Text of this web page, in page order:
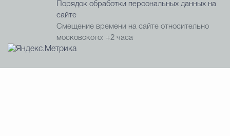
Порядок обработки персональных данных на
сайте
Смещение времени на сайте относительно
московского: +2 часа